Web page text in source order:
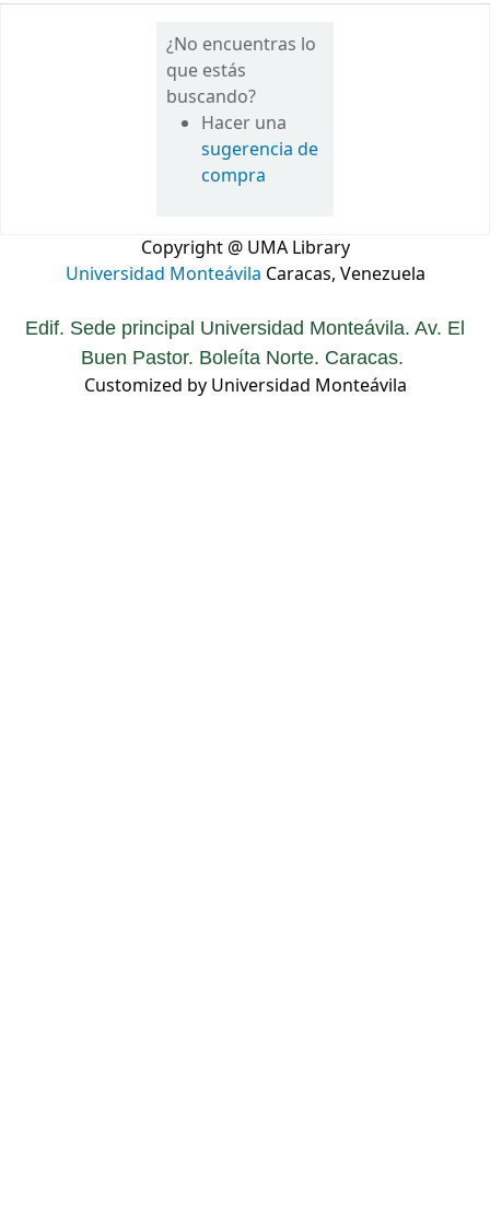
¿No encuentras lo
que estás
buscando?
Hacer una
sugerencia de
compra
Copyright @ UMA Library
Universidad Monteávila Caracas, Venezuela
Edif. Sede principal Universidad Monteávila. Av. El
Buen Pastor. Boleíta Norte. Caracas.
Customized by Universidad Monteávila